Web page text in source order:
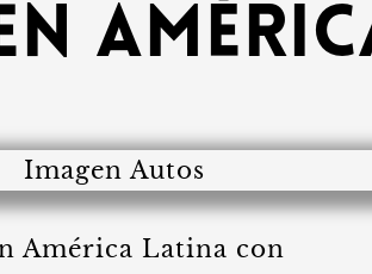
América Latina con